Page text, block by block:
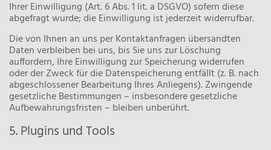
Ihrer Einwilligung (Art. 6 Abs. 1 lit. a DSGVO) sofern diese
abgefragt wurde; die Einwilligung ist jederzeit widerrufbar.
Die von Ihnen an uns per Kontaktanfragen übersandten
Daten verbleiben bei uns, bis Sie uns zur Löschung
auffordern, Ihre Einwilligung zur Speicherung widerrufen
oder der Zweck für die Datenspeicherung entfällt (z. B. nach
abgeschlossener Bearbeitung Ihres Anliegens). Zwingende
gesetzliche Bestimmungen – insbesondere gesetzliche
Aufbewahrungsfristen – bleiben unberührt.
5. Plugins und Tools